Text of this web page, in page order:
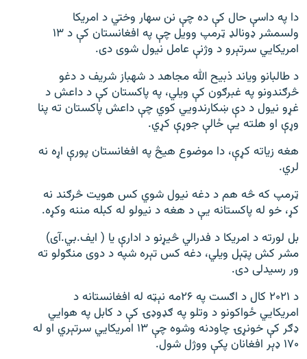
دا په داسې حال کې ده چې نن سهار وختي د امریکا
ولسمشر ډونالډ ټرمپ وویل چې په افغانستان کې د ۱۳
امریکايي سرتېرو د وژنې عامل نیول شوی دی.
د طالبانو ویاند ذبیح الله مجاهد د شهباز شریف د دغو
څرګندونو په غبرګون کې ویلي، په پاکستان کې د داعش د
غړو نیول د دې ښکارندویي کوي چې داعش پاکستان ته پنا
وړې او هلته یې ځالې جوړې کړي.
هغه زیاته کړې، دا موضوع هیڅ په افغانستان پورې اړه نه
لري.
ټرمپ که څه هم د دغه نیول شوي کس هویت څرګند نه
کړ، خو له پاکستانه یې د هغه د نیولو له کبله مننه وکړه.
بل لورته د امریکا د فدرالي څیړنو د ادارې یا ( ایف.بي.آی)
مشر کش پټېل ویلي، دغه کس تېره شپه د دوی منګولو ته
ور رسیدلی دی.
د ۲۰۲۱ کال د اګست په ۲۶مه نېټه له افغانستانه د
امریکايي ځواکونو د وتلو په ګډوډۍ کې د کابل په هوايي
ډګر کې خونړۍ چاودنه وشوه چې ۱۳ امریکايي سرتېري او له
۱۷۰ ډېر افغانان پکې ووژل شول.